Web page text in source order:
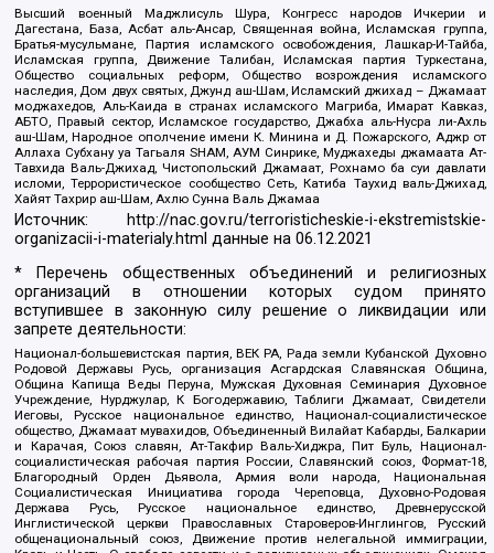
Высший военный Маджлисуль Шура, Конгресс народов Ичкерии и
Дагестана, База, Асбат аль-Ансар, Священная война, Исламская группа,
Братья-мусульмане, Партия исламского освобождения, Лашкар-И-Тайба,
Исламская группа, Движение Талибан, Исламская партия Туркестана,
Общество социальных реформ, Общество возрождения исламского
наследия, Дом двух святых, Джунд аш-Шам, Исламский джихад – Джамаат
моджахедов, Аль-Каида в странах исламского Магриба, Имарат Кавказ,
АБТО, Правый сектор, Исламское государство, Джабха аль-Нусра ли-Ахль
аш-Шам, Народное ополчение имени К. Минина и Д. Пожарского, Аджр от
Аллаха Субхану уа Тагьаля SHAM, АУМ Синрике, Муджахеды джамаата Ат-
Тавхида Валь-Джихад, Чистопольский Джамаат, Рохнамо ба суи давлати
исломи, Террористическое сообщество Сеть, Катиба Таухид валь-Джихад,
Хайят Тахрир аш-Шам, Ахлю Сунна Валь Джамаа
Источник:
http://nac.gov.ru/terroristicheskie-i-ekstremistskie-
organizacii-i-materialy.html данные на06.12.2021
* Перечень общественных объединений и религиозных
организаций в отношении которых судом принято
вступившее в законную силу решение о ликвидации или
запрете деятельности:
Национал-большевистская партия, ВЕК РА, Рада земли Кубанской Духовно
Родовой Державы Русь, организация Асгардская Славянская Община,
Община Капища Веды Перуна, Мужская Духовная Семинария Духовное
Учреждение, Нурджулар, К Богодержавию, Таблиги Джамаат, Свидетели
Иеговы, Русское национальное единство, Национал-социалистическое
общество, Джамаат мувахидов, Объединенный Вилайат Кабарды, Балкарии
и Карачая, Союз славян, Ат-Такфир Валь-Хиджра, Пит Буль, Национал-
социалистическая рабочая партия России, Славянский союз, Формат-18,
Благородный Орден Дьявола, Армия воли народа, Национальная
Социалистическая Инициатива города Череповца, Духовно-Родовая
Держава Русь, Русское национальное единство, Древнерусской
Инглистической церкви Православных Староверов-Инглингов, Русский
общенациональный союз, Движение против нелегальной иммиграции,